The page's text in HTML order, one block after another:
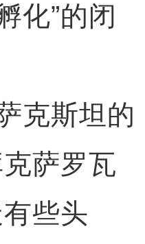
化”的闭
斯坦的
萨罗瓦
些头